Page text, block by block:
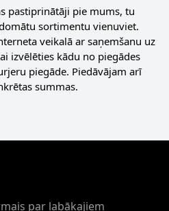
pastiprinātāji pie mums, tu
sortimentu vienuviet.
veikalā ar saņemšanu uz
izvēlēties kādu no piegādes
piegāde. Piedāvājam arī
summas.
par labākajiem